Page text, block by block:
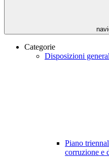
Categorie
Disposizioni
Piano
corruzione e